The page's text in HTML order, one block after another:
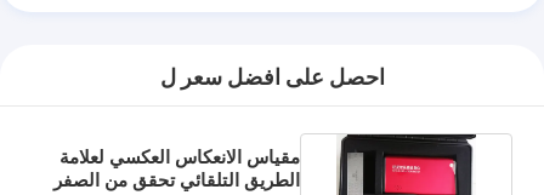
احصل على افضل سعر ل
مقياس الانعكاس العكسي لعلامة
الطريق التلقائي تحقق من الصفر